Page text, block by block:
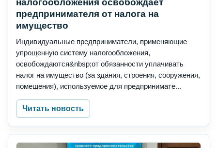
налогообложения освобождает
предпринимателя от налога на
имущество
Индивидуальные предприниматели, применяющие
упрощенную систему налогообложения,
освобождаются&nbsp;от обязанности уплачивать
налог на имущество (за здания, строения, сооружения,
помещения), используемое для предпринимате...
Читать новость